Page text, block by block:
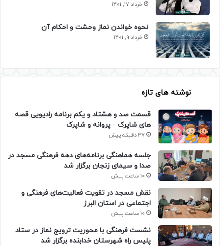
خرداد 17, 1401
نحوه خواندن نماز وحشت و احکام آن
خرداد 9, 1401
نوشته های تازه
قسمت صد و هشتاد و یکم برنامه رادیویی قصه
های شاپرک – پروانه و شاپرک
37 دقیقه پیش
جلسه هماهنگی برنامه‌های دهه فرهنگی مسجد در
صدا و سیمای زنجان برگزار شد
10 ساعت پیش
نقش مسجد در تقویت فعالیت‌های فرهنگی و
اجتماعی در استان البرز
10 ساعت پیش
نشست فرهنگی با محوریت ترویج نماز در ستاد
پلیس راه شهرستان خدابنده برگزار شد